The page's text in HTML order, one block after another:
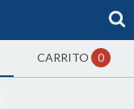
CARRITO 0